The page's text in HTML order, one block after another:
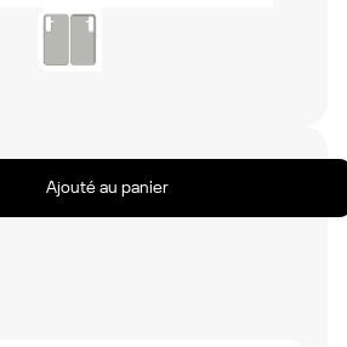
Compatible pour Samsung
Plusieurs Coloris
Ajouté au panier